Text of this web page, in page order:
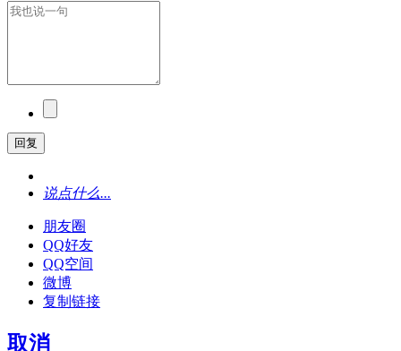
回复
说点什么...
朋友圈
QQ好友
QQ空间
微博
复制链接
取消